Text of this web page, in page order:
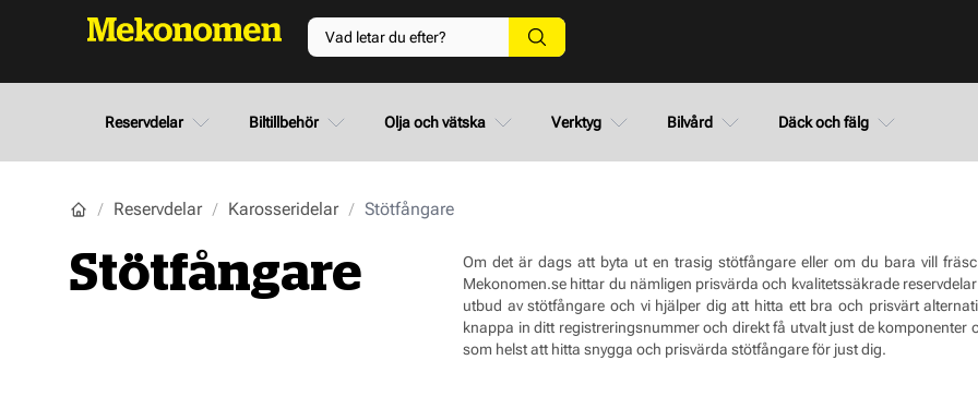
Reservdelar Biltillbehör Olja och vätska Verktyg Bilvård Däck och fälg
Reservdelar Karosseridelar Stötfångare
Stötfångare
Om det är dags att byta ut en trasig stötfångare eller om du bara vill
Mekonomen.se hittar du nämligen prisvärda och kvalitetssäkrade
utbud av stötfångare och vi hjälper dig att hitta ett bra och prisvärt
knappa in ditt registreringsnummer och direkt få utvalt just de
som helst att hitta snygga och prisvärda stötfångare för just dig.